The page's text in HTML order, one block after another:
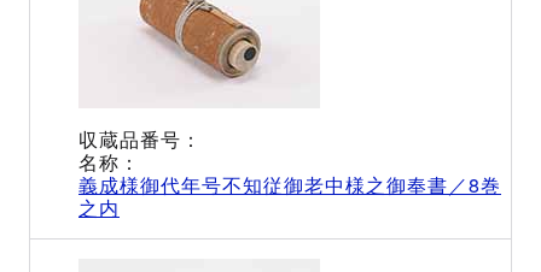
義成様御代年号不知従御老中様之御奉書／8巻
之内